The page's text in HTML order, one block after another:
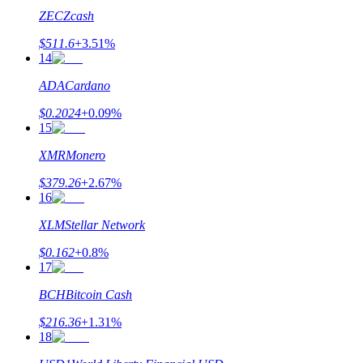
ZECZcash
$511.6+3.51%
14
ADACardano
$0.2024+0.09%
15
XMRMonero
$379.26+2.67%
16
XLMStellar Network
$0.162+0.8%
17
BCHBitcoin Cash
$216.36+1.31%
18